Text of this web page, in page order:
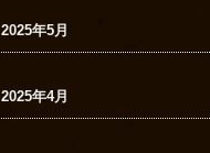
2025年5月
2025年4月